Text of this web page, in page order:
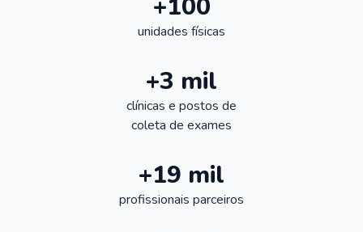
+100
unidades físicas
+3 mil
clínicas e postos de
coleta de exames
+19 mil
profissionais parceiros